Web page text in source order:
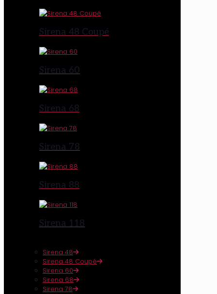
Sirena 48 Coupé
Sirena 60
Sirena 68
Sirena 78
Sirena 88
Sirena 118
Sirena 48
Sirena 48 Coupé
Sirena 60
Sirena 68
Sirena 78